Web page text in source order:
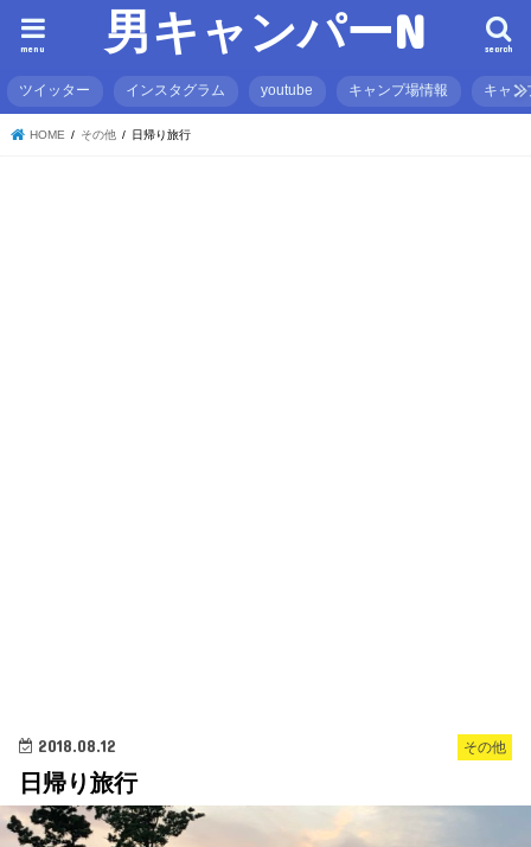
男キャンパーN search
menu
ツイッター インスタグラム youtube キャンプ場情報 キャン
HOME その他 日帰り旅行
その他
2018.08.12
日帰り旅行